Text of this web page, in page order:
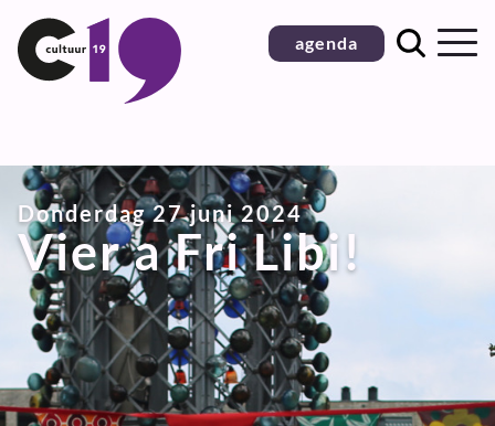
Ga
naar
inhoud
agenda
Donderdag 27 juni 2024
Vier a Fri Libi!